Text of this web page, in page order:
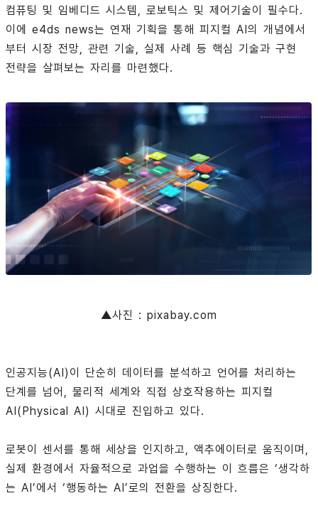
컴퓨팅 및 임베디드 시스템, 로보틱스 및 제어기술이 필수다.
이에 e4ds news는 연재 기획을 통해 피지컬 AI의 개념에서
부터 시장 전망, 관련 기술, 실제 사례 등 핵심 기술과 구현
전략을 살펴보는 자리를 마련했다.
▲사진 : pixabay.com
인공지능(AI)이 단순히 데이터를 분석하고 언어를 처리하는
단계를 넘어, 물리적 세계와 직접 상호작용하는 피지컬
AI(Physical AI) 시대로 진입하고 있다.
로봇이 센서를 통해 세상을 인지하고, 액추에이터로 움직이며,
실제 환경에서 자율적으로 과업을 수행하는 이 흐름은 ‘생각하
는 AI’에서 ‘행동하는 AI’로의 전환을 상징한다.